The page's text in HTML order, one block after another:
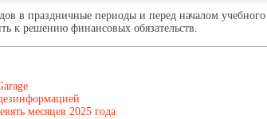
в праздничные периоды и перед началом учебного
к решению финансовых обязательств.
месяцев 2025 года